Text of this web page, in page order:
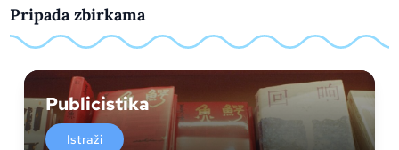
Pripada zbirkama
Publicistika
Istraži